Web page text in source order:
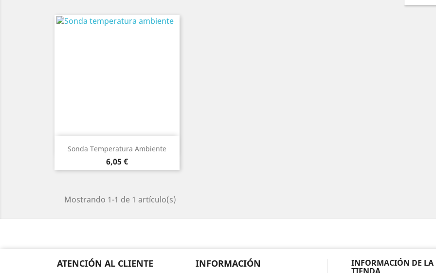
Sonda Temperatura Ambiente
Precio
6,05 €
Vista rápida
Mostrando 1-1 de 1 artículo(s)
ATENCIÓN AL CLIENTE INFORMACIÓN INFORMACIÓN DE LA